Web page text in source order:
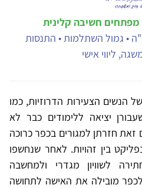
• גמול השתלמות • התנסות
ליווי אישי
הנשים הצעירות הדרוזיות, כמו
יציאה ללימודים כבר לא
זאת חזרתן למגורים בכפר כרוכה
בין זהויות. לאחר שנחשפו
לשוויון מגדרי ולמחשבה
מובילה את האישה לתחושה